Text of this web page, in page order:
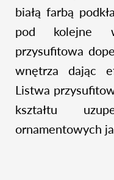
białą farbą
pod kolejne
przysufitowa
wnętrza dając
Listwa
kształtu
ornamentowych